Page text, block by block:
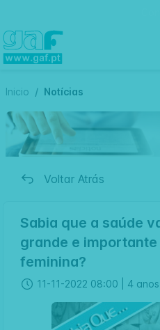
Inicio Notícias
Voltar Atrás
Sabia que a saúde
grande e
feminina?
11-11-2022 08:00 | 4